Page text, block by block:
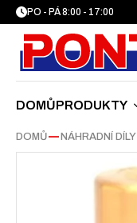
PO - PÁ 8:00 - 17:00
DOMŮPRODUKTY
DOMŮ—NÁHRADNÍ DÍLY